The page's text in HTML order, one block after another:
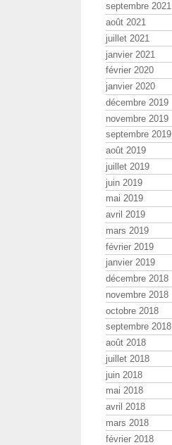
septembre 2021
août 2021
juillet 2021
janvier 2021
février 2020
janvier 2020
décembre 2019
novembre 2019
septembre 2019
août 2019
juillet 2019
juin 2019
mai 2019
avril 2019
mars 2019
février 2019
janvier 2019
décembre 2018
novembre 2018
octobre 2018
septembre 2018
août 2018
juillet 2018
juin 2018
mai 2018
avril 2018
mars 2018
février 2018